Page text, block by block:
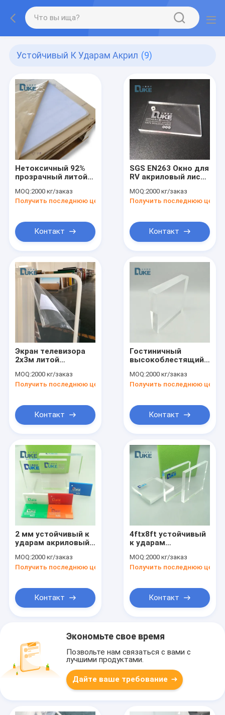
Устойчивый К Ударам Акрил (9)
Нетоксичный 92%
прозрачный литой
"Паннель PMMA
MOQ:2000 кг/заказ
Получить последнюю цену
Контакт
SGS EN263 Окно для
RV акриловый лист
шума и
ультрафиолетовым
MOQ:2000 кг/заказ
Получить последнюю цену
Контакт
Экран телевизора
2х3м литой
акриловый лист
высокоупорный
MOQ:2000 кг/заказ
Получить последнюю цену
Контакт
Гостиничный
высокоблестящий
устойчивый к
ультрафиолету
MOQ:2000 кг/заказ
Получить последнюю цену
Контакт
2 мм устойчивый к
ударам акриловый
акриловый панель
неразрывный
MOQ:2000 кг/заказ
Получить последнюю цену
Контакт
4ftx8ft устойчивый
к ударам
плаксигласовый
лист 10 мм ISO9001
MOQ:2000 кг/заказ
Получить последнюю цену
Контакт
Экономьте свое время
Позвольте нам связаться с вами с
лучшими продуктами.
Дайте ваше требование